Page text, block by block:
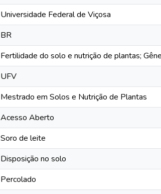
Universidade Federal de Viçosa
BR
Fertilidade do solo e nutrição de plantas;
UFV
Mestrado em Solos e Nutrição de Plantas
Acesso Aberto
Soro de leite
Disposição no solo
Percolado